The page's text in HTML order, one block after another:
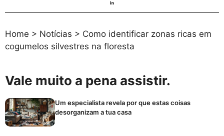
Home > Notícias > Como identificar zonas ricas em
cogumelos silvestres na floresta
Vale muito a pena assistir.
Um especialista revela por que estas coisas
desorganizam a tua casa